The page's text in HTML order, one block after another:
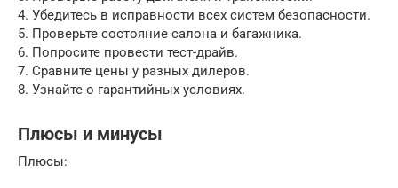
4. Убедитесь в исправности всех систем безопасности.
5. Проверьте состояние салона и багажника.
6. Попросите провести тест-драйв.
7. Сравните цены у разных дилеров.
8. Узнайте о гарантийных условиях.
Плюсы и минусы
Плюсы: